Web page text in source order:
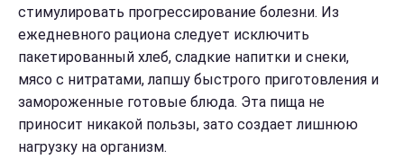
стимулировать прогрессирование болезни. Из
ежедневного рациона следует исключить
пакетированный хлеб, сладкие напитки и снеки,
мясо с нитратами, лапшу быстрого приготовления и
замороженные готовые блюда. Эта пища не
приносит никакой пользы, зато создает лишнюю
нагрузку на организм.